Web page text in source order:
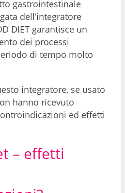
gastrointestinale
dell’integratore
DIET garantisce un
dei processi
di tempo molto
integratore, se usato
hanno ricevuto
ed effetti
– effetti